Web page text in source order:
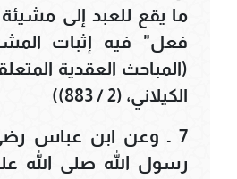
ما يقع للعبد إلى
فعل" فيه إثبات
(المباحث العقدية
الكيلاني، (2 / 883))
7 ـ وعن ابن عباس
رسول الله صلى الله